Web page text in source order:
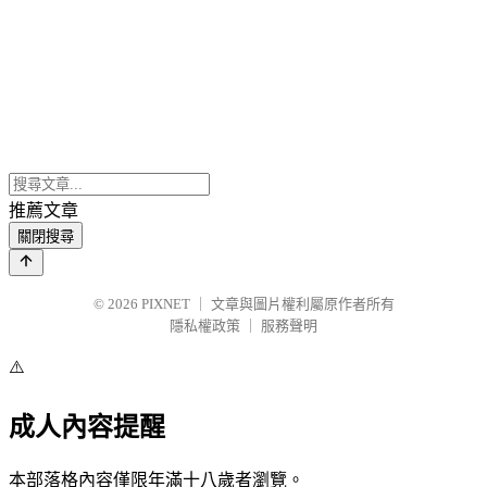
推薦文章
關閉搜尋
© 2026 PIXNET
文章與圖片權利屬原作者所有
隱私權政策
服務聲明
⚠️
成人內容提醒
本部落格內容僅限年滿十八歲者瀏覽。